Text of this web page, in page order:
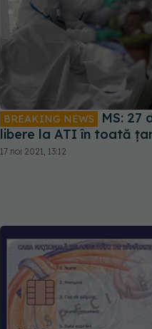
BREAKING NEWS
MS: 27
libere la ATI în toată
17 noi 2021, 13:12